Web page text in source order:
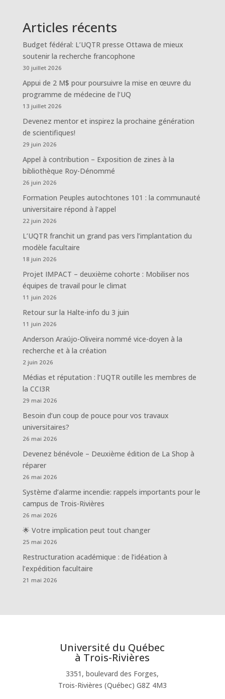
Articles récents
Budget fédéral: L’UQTR presse Ottawa de mieux
soutenir la recherche francophone
30 juillet 2026
Appui de 2 M$ pour poursuivre la mise en œuvre du
programme de médecine de l’UQ
13 juillet 2026
Devenez mentor et inspirez la prochaine génération
de scientifiques!
29 juin 2026
Appel à contribution – Exposition de zines à la
bibliothèque Roy-Dénommé
26 juin 2026
Formation Peuples autochtones 101 : la communauté
universitaire répond à l’appel
22 juin 2026
L’UQTR franchit un grand pas vers l’implantation du
modèle facultaire
18 juin 2026
Projet IMPACT – deuxième cohorte : Mobiliser nos
équipes de travail pour le climat
11 juin 2026
Retour sur la Halte-info du 3 juin
11 juin 2026
Anderson Araújo-Oliveira nommé vice-doyen à la
recherche et à la création
2 juin 2026
Médias et réputation : l’UQTR outille les membres de
la CCI3R
29 mai 2026
Besoin d’un coup de pouce pour vos travaux
universitaires?
26 mai 2026
Devenez bénévole – Deuxième édition de La Shop à
réparer
26 mai 2026
Système d’alarme incendie: rappels importants pour le
campus de Trois-Rivières
26 mai 2026
🌟 Votre implication peut tout changer
25 mai 2026
Restructuration académique : de l’idéation à
l’expédition facultaire
21 mai 2026
Université du Québec
à Trois-Rivières
3351, boulevard des Forges,
Trois-Rivières (Québec) G8Z 4M3